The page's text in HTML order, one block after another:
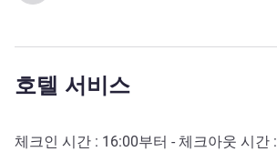
호텔 서비스
체크인 시간 : 16:00부터 - 체크아웃 시간 :